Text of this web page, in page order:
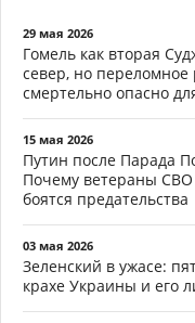
29 мая 2026
Гомель как вторая
север, но
смертельно опасно
15 мая 2026
Путин после Парада
Почему ветераны
боятся предательства
03 мая 2026
Зеленский в ужасе:
крахе Украины и его